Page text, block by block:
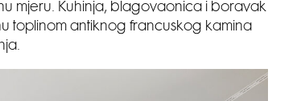
mjeru. Kuhinja, blagovaonica i boravak
toplinom antiknog francuskog kamina